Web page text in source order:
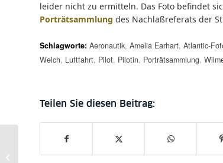
leider nicht zu ermitteln. Das Foto befindet
Porträtsammlung des Nachlaßreferats der
Schlagworte: Aeronautik, Amelia Earhart, Atlantic-
Welch, Luftfahrt, Pilot, Pilotin, Porträtsammlung,
Workshops der
Wissenswerkstatt im